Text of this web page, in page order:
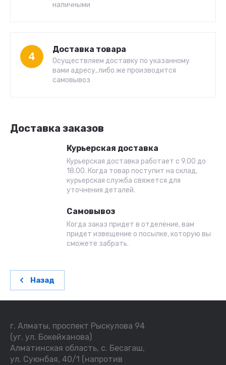
наличными
4
Доставка товара
Осуществляем доставку по указанному
вами адресу, либо же производится
самовывоз
Доставка заказов
Курьерская доставка
Курьерская доставка работает с 9.00 до
18.00. Когда товар поступит на склад,
курьерская служба свяжется для
уточнения деталей.
Самовывоз
Когда заказ придет в отделение, вам
придет извещение о посылке, которую вы
сможете забрать.
Назад
г. Алматы, проспект Рыскулова 94
(уг. ул. Бокейханова)
Алматинская область, с. Бесагаш,
ул. Суюнбая, 40/1 (напротив